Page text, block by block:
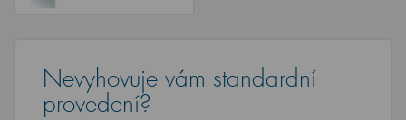
Nevyhovuje vám standardní
provedení?